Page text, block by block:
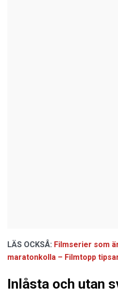
LÄS OCKSÅ: Filmserier som
maratonkolla – Filmtopp
Inlåsta och utan